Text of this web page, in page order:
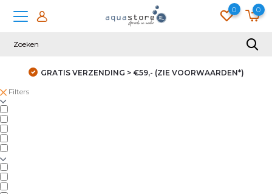
0 0
GRATIS VERZENDING > €59,- (ZIE VOORWAARDEN*)
Filters